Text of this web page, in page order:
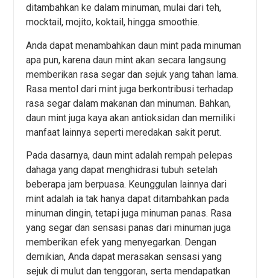
ditambahkan ke dalam minuman, mulai dari teh,
mocktail, mojito, koktail, hingga smoothie.
Anda dapat menambahkan daun mint pada minuman
apa pun, karena daun mint akan secara langsung
memberikan rasa segar dan sejuk yang tahan lama.
Rasa mentol dari mint juga berkontribusi terhadap
rasa segar dalam makanan dan minuman. Bahkan,
daun mint juga kaya akan antioksidan dan memiliki
manfaat lainnya seperti meredakan sakit perut.
Pada dasarnya, daun mint adalah rempah pelepas
dahaga yang dapat menghidrasi tubuh setelah
beberapa jam berpuasa. Keunggulan lainnya dari
mint adalah ia tak hanya dapat ditambahkan pada
minuman dingin, tetapi juga minuman panas. Rasa
yang segar dan sensasi panas dari minuman juga
memberikan efek yang menyegarkan. Dengan
demikian, Anda dapat merasakan sensasi yang
sejuk di mulut dan tenggoran, serta mendapatkan